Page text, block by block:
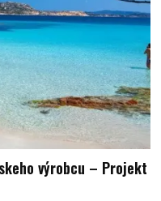
výrobcu – Projekt